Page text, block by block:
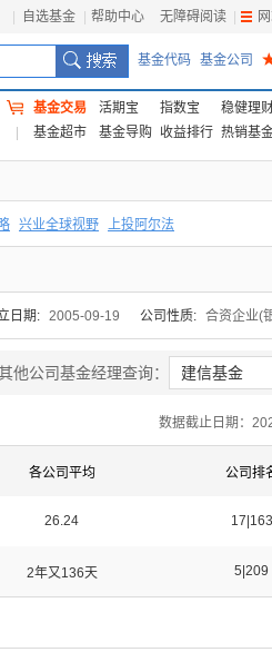
自选基金 帮助中心 无障碍阅读
基金代码 基金公司
基金交易 活期宝 指数宝 稳健理
基金超市
基金导购 收益排行 热销基
兴业全球视野 上投阿尔法
日期: 2005-09-19 公司性质: 合资企业(
他公司基金经理查询： 建信基金
数据截止日期：
各公司平均 公司排
26.24 17|163
2年又136天 5|209